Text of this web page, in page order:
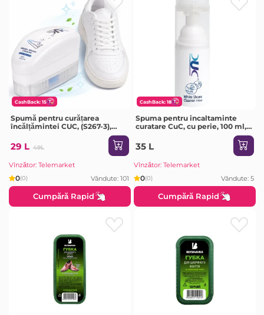
CashBack: 15
Spumă pentru curățarea
încălțămintei CUC, (S267-3),
29 L 49L
Vînzător: Telemarket
0(0) Vândute: 101
Cumpără Rapid
CashBack: 18
Spuma pentru incaltaminte
curatare CuC, cu perie, 100 ml,
35 L
Vînzător: Telemarket
0(0) Vândute: 5
Cumpără Rapid